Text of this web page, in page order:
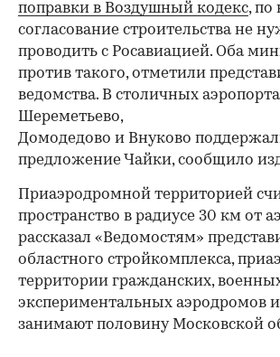
поправки в Воздушный кодекс, по
согласование строительства не
проводить с Росавиацией. Оба
против такого, отметили
ведомства. В столичных
Шереметьево,
Домодедово и Внуково
предложение Чайки, сообщило
Приаэродромной территорией
пространство в радиусе 30 км от
рассказал «Ведомостям»
областного стройкомплекса,
территории гражданских,
экспериментальных аэродромов
занимают половину Московской